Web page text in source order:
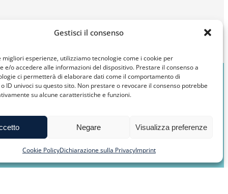
Gestisci il consenso
migliori esperienze, utilizziamo tecnologie come i cookie per
e/o accedere alle informazioni del dispositivo. Prestare il consenso a
ci permetterà di elaborare dati come il comportamento di
ID univoci su questo sito. Non prestare o revocare il consenso potrebbe
su alcune caratteristiche e funzioni.
Negare Visualizza preferenze
Cookie PolicyDichiarazione sulla PrivacyImprint